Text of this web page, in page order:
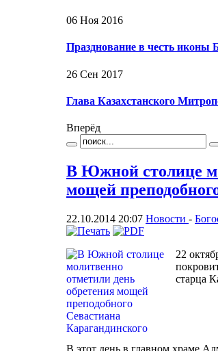
06 Ноя 2016
Празднование в честь
26 Сен 2017
Глава Казахстанского
Вперёд
В Южной столице
мощей
22.10.2014 20:07 Новости -
22
старца
В этот день в главном храме